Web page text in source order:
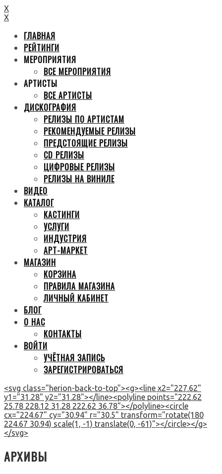
X
X
ГЛАВНАЯ
РЕЙТИНГИ
МЕРОПРИЯТИЯ
ВСЕ МЕРОПРИЯТИЯ
АРТИСТЫ
ВСЕ АРТИСТЫ
ДИСКОГРАФИЯ
РЕЛИЗЫ ПО АРТИСТАМ
РЕКОМЕНДУЕМЫЕ РЕЛИЗЫ
ПРЕДСТОЯЩИЕ РЕЛИЗЫ
CD РЕЛИЗЫ
ЦИФРОВЫЕ РЕЛИЗЫ
РЕЛИЗЫ НА ВИНИЛЕ
ВИДЕО
КАТАЛОГ
КАСТИНГИ
УСЛУГИ
ИНДУСТРИЯ
АРТ-МАРКЕТ
МАГАЗИН
КОРЗИНА
ПРАВИЛА МАГАЗИНА
ЛИЧНЫЙ КАБИНЕТ
БЛОГ
О НАС
КОНТАКТЫ
ВОЙТИ
УЧЁТНАЯ ЗАПИСЬ
ЗАРЕГИСТРИРОВАТЬСЯ
<svg class="herion-back-to-top"><g><line x2="227.62"
y1="31.28" y2="31.28"></line><polyline points="222.62
25.78 228.12 31.28 222.62 36.78"></polyline><circle
cx="224.67" cy="30.94" r="30.5" transform="rotate(180
224.67 30.94) scale(1, -1) translate(0, -61)"></circle></g>
</svg>
АРХИВЫ